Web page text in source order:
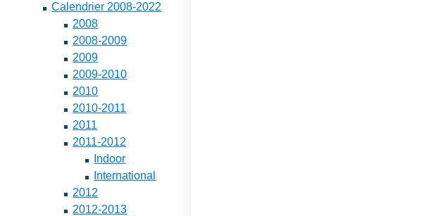
Calendrier 2008-2022
2008
2008-2009
2009
2009-2010
2010
2010-2011
2011
2011-2012
Indoor
International
2012
2012-2013